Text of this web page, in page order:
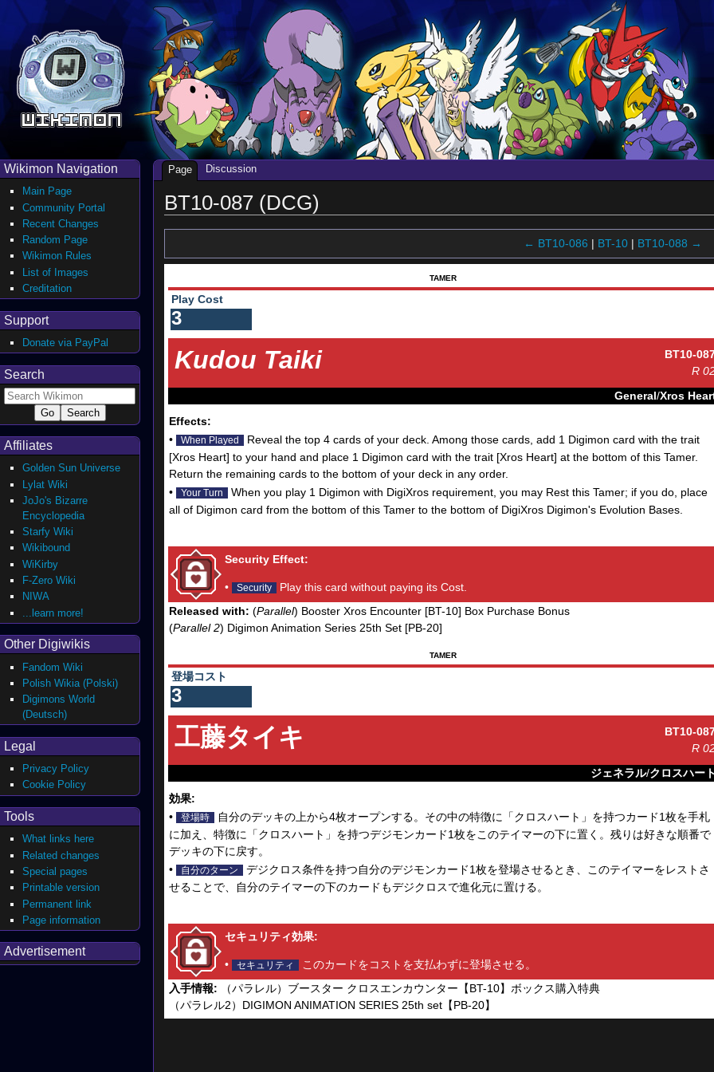
BT10-087 (DCG)
← BT10-086 | BT-10| BT10-088 →
TAMER
Play Cost
3
Kudou Taiki
BT10-
R
General/Xros
Effects:
•
When Played
Reveal the top 4 cards of your deck. Among those cards, add 1 Digimon card with the trait
[Xros Heart] to your hand and place 1 Digimon card with the trait [Xros Heart] at the bottom of this Tamer.
Return the remaining cards to the bottom of your deck in any order.
•
Your Turn
When you play 1 Digimon with DigiXros requirement, you may Rest this Tamer; if you do, place
all of Digimon card from the bottom of this Tamer to the bottom of DigiXros Digimon's Evolution Bases.
Security Effect:
• Security
Play this card without paying its Cost.
Released with: (Parallel) Booster Xros Encounter [BT-10] Box Purchase Bonus
(Parallel 2) Digimon Animation Series 25th Set [PB-20]
TAMER
登場コスト
3
工藤タイキ
BT10-
R
ジェネラル/クロスハー
効果:
•
登場時
自分のデッキの上から4枚オープンする。その中の特徴に「クロスハート」を持つカード1枚を手札
に加え、特徴に「クロスハート」を持つデジモンカード1枚をこのテイマーの下に置く。残りは好きな順番で
デッキの下に戻す。
•
自分のターン
デジクロス条件を持つ自分のデジモンカード1枚を登場させるとき、このテイマーをレストさ
せることで、自分のテイマーの下のカードもデジクロスで進化元に置ける。
セキュリティ効果:
• セキュリティ
このカードをコストを支払わずに登場させる。
入手情報: （パラレル）ブースター クロスエンカウンター【BT-10】ボックス購入特典
（パラレル2）DIGIMON ANIMATION SERIES 25th set【PB-20】
Page Discussion
Wikimon Navigation
Main Page
Community Portal
Recent Changes
Random Page
Wikimon Rules
List of Images
Creditation
Support
Donate via PayPal
Search
Affiliates
Golden Sun Universe
Lylat Wiki
JoJo's Bizarre
Encyclopedia
Starfy Wiki
Wikibound
WiKirby
F-Zero Wiki
NIWA
...learn more!
Other Digiwikis
Fandom Wiki
Polish Wikia (Polski)
Digimons World
(Deutsch)
Legal
Privacy Policy
Cookie Policy
Tools
What links here
Related changes
Special pages
Printable version
Permanent link
Page information
Advertisement